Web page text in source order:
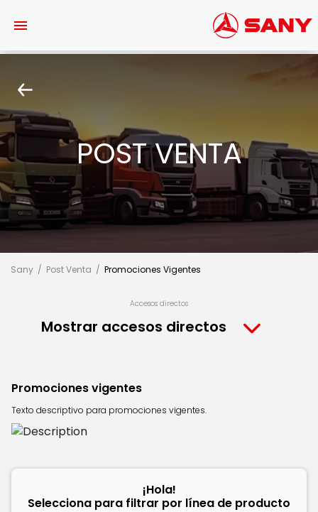
POST VENTA
Sany Post Venta Promociones Vigentes
Accesos directos
Mostrar accesos directos
Promociones vigentes
Texto descriptivo para promociones vigentes.
¡Hola!
Selecciona para filtrar por línea de producto